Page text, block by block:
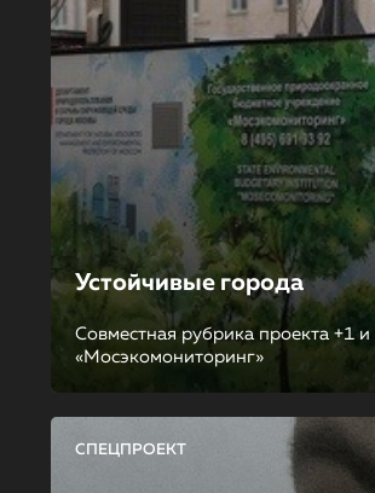
Устойчивые города
Совместная рубрика проекта +1
«Мосэкомониторинг»
СПЕЦПРОЕКТ